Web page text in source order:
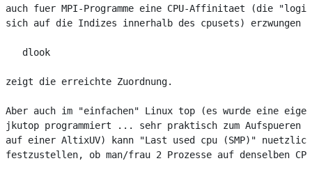
auch fuer MPI-Programme eine CPU-Affinitaet (die
sich auf die Indizes innerhalb des cpusets) erzwungen
   dlook
zeigt die erreichte Zuordnung.
Aber auch im "einfachen" Linux top (es wurde eine
jkutop programmiert ... sehr praktisch zum Aufspueren
auf einer AltixUV) kann "Last used cpu (SMP)"
festzustellen, ob man/frau 2 Prozesse auf denselben